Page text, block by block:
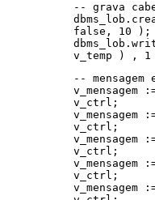
-- grava
false, 10 );
v_temp ) ,
--
v_ctrl;
v_ctrl;
v_mensagem
v_ctrl;
v_mensagem
v_ctrl;
v_mensagem